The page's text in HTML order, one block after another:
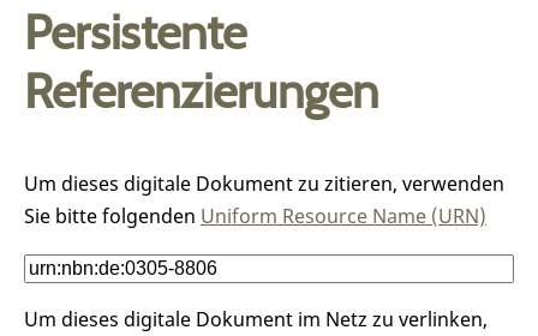
Persistente
Referenzierungen
Um dieses digitale Dokument zu zitieren, verwenden
Sie bitte folgenden Uniform Resource Name (URN)
Um dieses digitale Dokument im Netz zu verlinken,